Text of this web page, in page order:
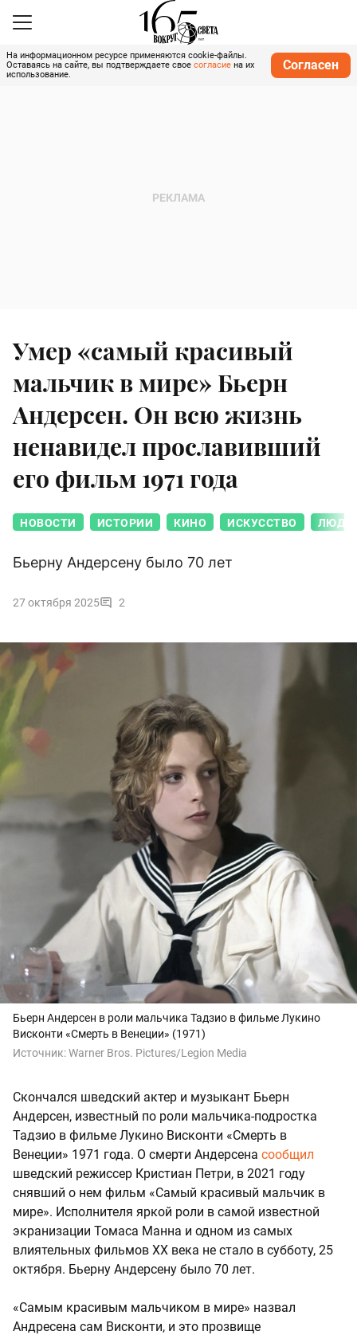
На информационном ресурсе применяются cookie-файлы.
Оставаясь на сайте, вы подтверждаете свое согласие на их
использование.
Согласен
Умер «cамый красивый
мальчик в мире» Бьерн
Андерсен. Он всю жизнь
ненавидел прославивший
его фильм 1971 года
НОВОСТИ ИСТОРИИ КИНО ИСКУССТВО ЛЮДИ
Бьерну Андерсену было 70 лет
27 октября 2025 2
Бьерн Андерсен в роли мальчика Тадзио в фильме Лукино
Висконти «Смерть в Венеции» (1971)
Источник:Warner Bros. Pictures/Legion Media
Скончался шведский актер и музыкант Бьерн
Андерсен, известный по роли мальчика-подростка
Тадзио в фильме Лукино Висконти «Смерть в
Венеции» 1971 года. О смерти Андерсена сообщил
шведский режиссер Кристиан Петри, в 2021 году
снявший о нем фильм «Самый красивый мальчик в
мире». Исполнителя яркой роли в самой известной
экранизации Томаса Манна и одном из самых
влиятельных фильмов XX века не стало в субботу, 25
октября. Бьерну Андерсену было 70 лет.
«Самым красивым мальчиком в мире» назвал
Андресена сам Висконти, и это прозвище